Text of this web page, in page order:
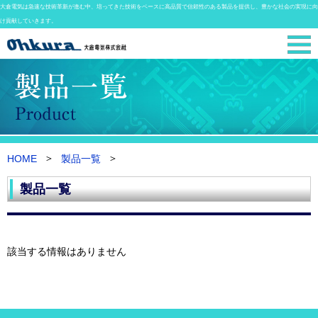
大倉電気は急速な技術革新が進む中、培ってきた技術をベースに高品質で信頼性のある製品を提供し、豊かな社会の実現に向
け貢献していきます。
HOME 製品一覧
製品一覧
該当する情報はありません